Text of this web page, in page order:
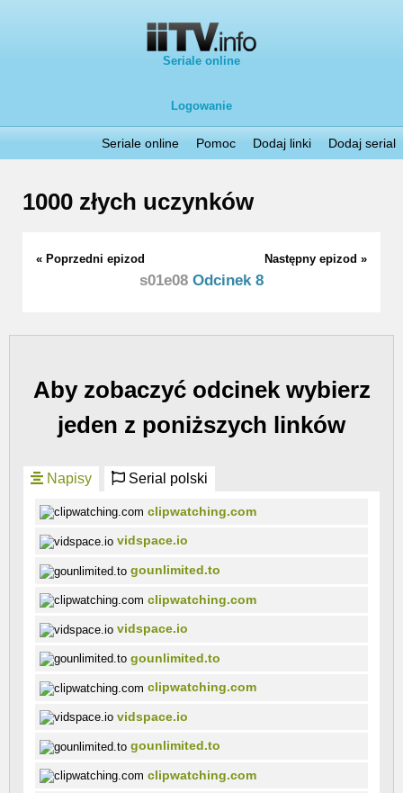
Seriale online
Logowanie
Seriale online Pomoc Dodaj linki Dodaj serial
1000 złych uczynków
« Poprzedni epizod Następny epizod »
s01e08 Odcinek 8
Aby zobaczyć odcinek wybierz
jeden z poniższych linków
Napisy Serial polski
clipwatching.com
vidspace.io
gounlimited.to
clipwatching.com
vidspace.io
gounlimited.to
clipwatching.com
vidspace.io
gounlimited.to
clipwatching.com